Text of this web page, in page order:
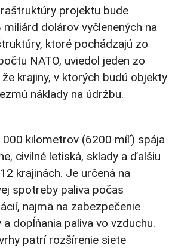
projektu bude
miliárd dolárov vyčlenených na
ktoré pochádzajú zo
NATO, uviedol jeden zo
krajiny, v ktorých budú objekty
náklady na údržbu.
000 kilometrov (6200 míľ) spája
civilné letiská, sklady a ďalšiu
krajinách. Je určená na
spotreby paliva počas
najmä na zabezpečenie
dopĺňania paliva vo vzduchu.
patrí rozšírenie siete